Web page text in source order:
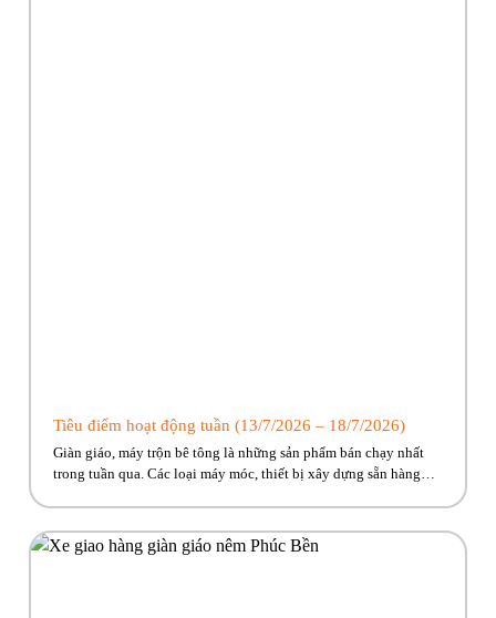
Tiêu điểm hoạt động tuần (13/7/2026 – 18/7/2026)
Giàn giáo, máy trộn bê tông là những sản phẩm bán chạy nhất
trong tuần qua. Các loại máy móc, thiết bị xây dựng sẵn hàng
động tiêu […]